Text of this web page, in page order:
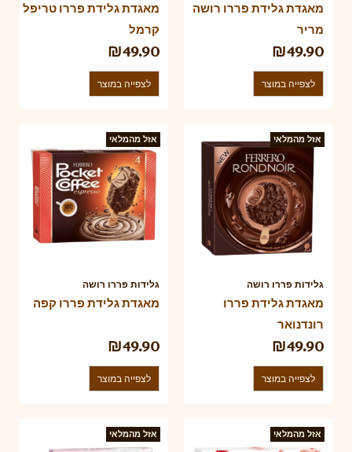
מאגדת גלידת פררו טריפל
קרמל
₪49.90
לצפייה במוצר
מאגדת גלידת פררו רושה
מריר
₪49.90
לצפייה במוצר
אזל מהמלאי
גלידות פררו רושה
מאגדת גלידת פררו קפה
₪49.90
לצפייה במוצר
אזל מהמלאי
גלידות פררו רושה
מאגדת גלידת פררו
רונדנואר
₪49.90
לצפייה במוצר
אזל מהמלאי אזל מהמלאי